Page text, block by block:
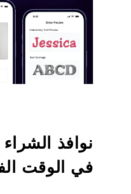
نوافذ الشراء
في الوقت